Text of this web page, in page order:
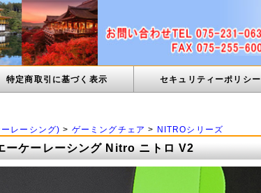
特定商取引に基づく表示 セキュリティーポリシー
レーシング) > ゲーミングチェア > NITROシリーズ
ケーレーシング Nitro ニトロ V2